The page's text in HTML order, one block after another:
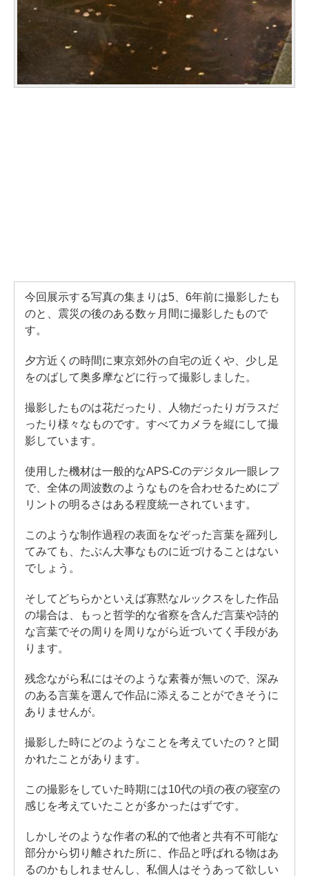
今回展示する写真の集まりは5、6年前に撮影したも
のと、震災の後のある数ヶ月間に撮影したもので
す。
夕方近くの時間に東京郊外の自宅の近くや、少し足
をのばして奥多摩などに行って撮影しました。
撮影したものは花だったり、人物だったりガラスだ
ったり様々なものです。すべてカメラを縦にして撮
影しています。
使用した機材は一般的なAPS-Cのデジタル一眼レフ
で、全体の周波数のようなものを合わせるためにプ
リントの明るさはある程度統一されています。
このような制作過程の表面をなぞった言葉を羅列し
てみても、たぶん大事なものに近づけることはない
でしょう。
そしてどちらかといえば寡黙なルックスをした作品
の場合は、もっと哲学的な省察を含んだ言葉や詩的
な言葉でその周りを周りながら近づいてく手段があ
ります。
残念ながら私にはそのような素養が無いので、深み
のある言葉を選んで作品に添えることができそうに
ありませんが。
撮影した時にどのようなことを考えていたの？と聞
かれたことがあります。
この撮影をしていた時期には10代の頃の夜の寝室の
感じを考えていたことが多かったはずです。
しかしそのような作者の私的で他者と共有不可能な
部分から切り離された所に、作品と呼ばれる物はあ
るのかもしれませんし、私個人はそうあって欲しい